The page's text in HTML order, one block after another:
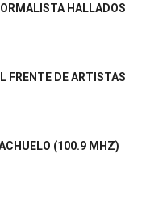
HALLADOS
FRENTE DE ARTISTAS
(100.9 MHZ)